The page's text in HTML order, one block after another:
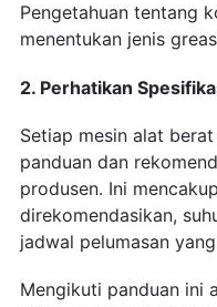
Pengetahuan tentang
menentukan jenis
2. Perhatikan
Setiap mesin alat
panduan dan
produsen. Ini
direkomendasikan,
jadwal pelumasan
Mengikuti panduan ini